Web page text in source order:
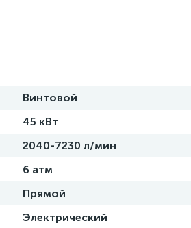
Винтовой
45 кВт
2040-7230 л/мин
6 атм
Прямой
Электрический